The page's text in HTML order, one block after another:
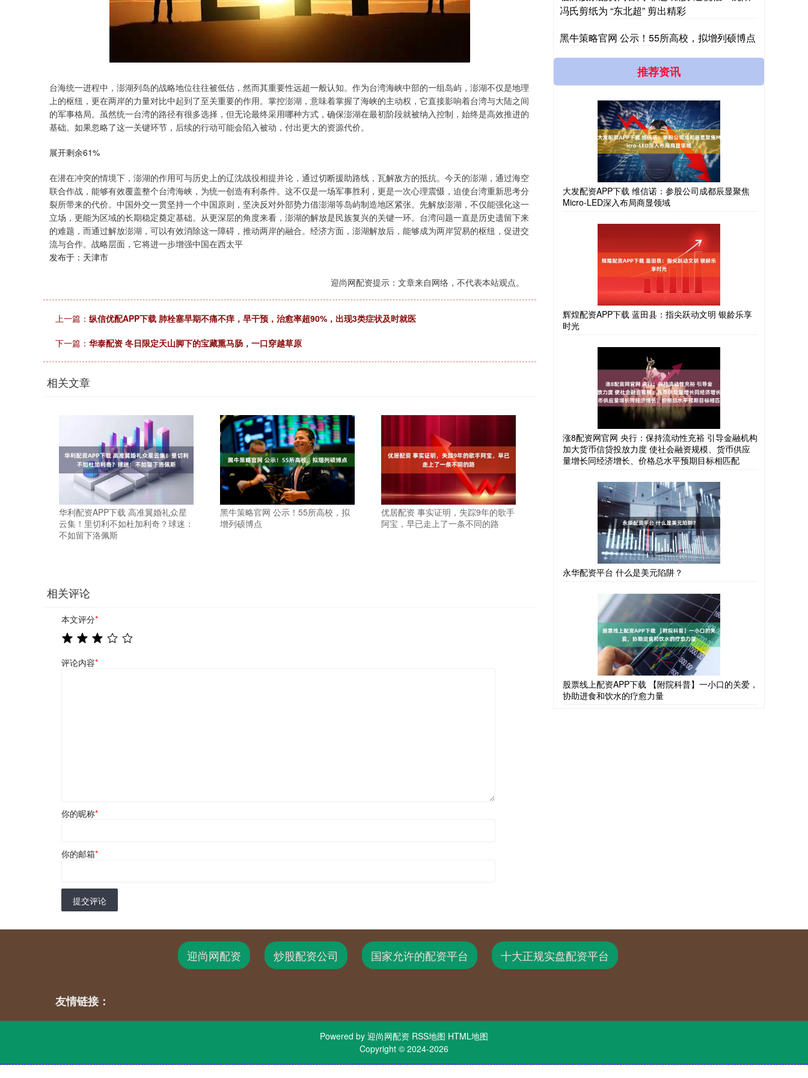
台海统一进程中，澎湖列岛的战略地位往往被低估，然而其重要性远超一般认知。作为台湾海峡中部的一组岛屿，澎湖不仅是地理
上的枢纽，更在两岸的力量对比中起到了至关重要的作用。掌控澎湖，意味着掌握了海峡的主动权，它直接影响着台湾与大陆之间
的军事格局。虽然统一台湾的路径有很多选择，但无论最终采用哪种方式，确保澎湖在最初阶段就被纳入控制，始终是高效推进的
基础。如果忽略了这一关键环节，后续的行动可能会陷入被动，付出更大的资源代价。
展开剩余61%
在潜在冲突的情境下，澎湖的作用可与历史上的辽沈战役相提并论，通过切断援助路线，瓦解敌方的抵抗。今天的澎湖，通过海空
联合作战，能够有效覆盖整个台湾海峡，为统一创造有利条件。这不仅是一场军事胜利，更是一次心理震慑，迫使台湾重新思考分
裂所带来的代价。中国外交一贯坚持一个中国原则，坚决反对外部势力借澎湖等岛屿制造地区紧张。先解放澎湖，不仅能强化这一
立场，更能为区域的长期稳定奠定基础。从更深层的角度来看，澎湖的解放是民族复兴的关键一环。台湾问题一直是历史遗留下来
的难题，而通过解放澎湖，可以有效消除这一障碍，推动两岸的融合。经济方面，澎湖解放后，能够成为两岸贸易的枢纽，促进交
流与合作。战略层面，它将进一步增强中国在西太平
发布于：天津市
迎尚网配资提示：文章来自网络，不代表本站观点。
上一篇： 纵信优配APP下载 肺栓塞早期不痛不痒，早干预，治愈率超90%，出现3类症状及时就医
下一篇： 华泰配资 冬日限定天山脚下的宝藏熏马肠，一口穿越草原
相关文章
华利配资APP下载 高准翼婚礼众星
云集！里切利不如杜加利奇？球迷：
不如留下洛佩斯
黑牛策略官网 公示！55所高校，拟
增列硕博点
优居配资 事实证明，失踪9年的歌手
阿宝，早已走上了一条不同的路
相关评论
本文评分*
评论内容*
你的昵称*
你的邮箱*
提交评论
冯氏剪纸为 “东北超” 剪出精彩
黑牛策略官网 公示！55所高校，拟增列硕博点
推荐资讯
大发配资APP下载 维信诺：参股公司成都辰显聚焦
Micro-LED深入布局商显领域
辉煌配资APP下载 蓝田县：指尖跃动文明 银龄乐享
时光
涨8配资网官网 央行：保持流动性充裕 引导金融机构
加大货币信贷投放力度 使社会融资规模、货币供应
量增长同经济增长、价格总水平预期目标相匹配
永华配资平台 什么是美元陷阱？
股票线上配资APP下载 【附院科普】一小口的关爱，
协助进食和饮水的疗愈力量
迎尚网配资 炒股配资公司 国家允许的配资平台 十大正规实盘配资平台
友情链接：
Powered by 迎尚网配资 RSS地图 HTML地图
Copyright © 2024-2026